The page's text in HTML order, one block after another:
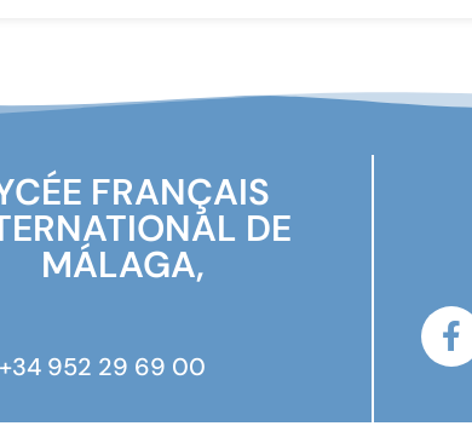
FRANÇAIS
DE
MÁLAGA,
+34 952 29 69 00